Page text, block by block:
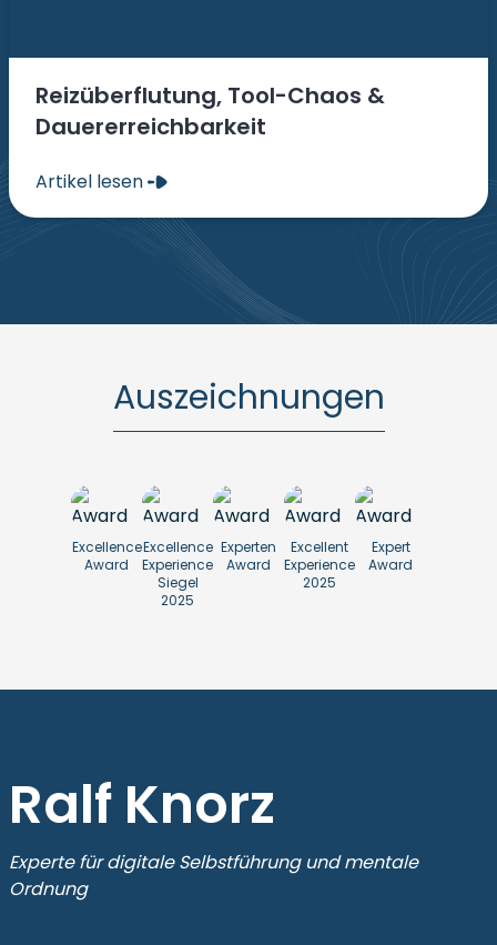
Reizüberflutung, Tool-Chaos &
Dauererreichbarkeit
Artikel lesen
Auszeichnungen
Excellence
Award
Excellence
Experience
Siegel
2025
Experten
Award
Excellent
Experience
2025
Expert
Award
Ralf Knorz
Experte für digitale Selbstführung und mentale
Ordnung